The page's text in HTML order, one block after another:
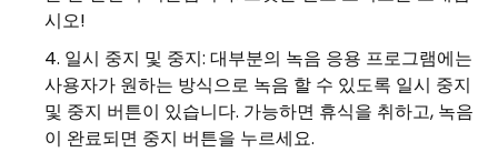
시오!
일시 중지 및 중지: 대부분의 녹음 응용 프로그램에는
사용자가 원하는 방식으로 녹음 할 수 있도록 일시 중지
및 중지 버튼이 있습니다. 가능하면 휴식을 취하고, 녹음
이 완료되면 중지 버튼을 누르세요.